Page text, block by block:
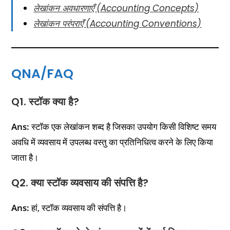
लेखांकन अवधारणाएँ (Accounting Concepts)
लेखांकन परंपराएँ (Accounting Conventions)
QNA/FAQ
Q1. स्टॉक क्या है?
Ans:स्टॉक एक लेखांकन शब्द है जिसका उपयोग किसी विशिष्ट समय
अवधि में व्यवसाय में उपलब्ध वस्तु का प्रतिनिधित्व करने के लिए किया
जाता है।
Q2. क्या स्टॉक व्यवसाय की संपत्ति है?
Ans:हां, स्टॉक व्यवसाय की संपत्ति है।